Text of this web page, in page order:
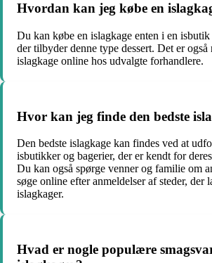
Hvordan kan jeg købe en
Du kan købe en islagkage enten i en
der tilbyder denne type dessert. Det er
islagkage online hos udvalgte forhandlere.
Hvor kan jeg finde den bedste
Den bedste islagkage kan findes ved at
isbutikker og bagerier, der er kendt for
Du kan også spørge venner og familie om
søge online efter anmeldelser af steder, der
islagkager.
Hvad er nogle populære